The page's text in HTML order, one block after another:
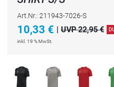
Art.Nr.: 211943-7026-S
10,33 € | UVP 22,95 €
inkl. 19 % MwSt.